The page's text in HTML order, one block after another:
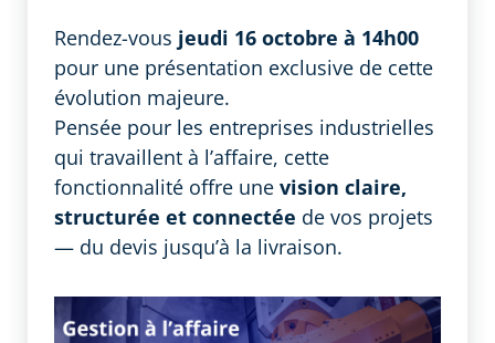
Rendez-vous jeudi 16 octobre à 14h00
pour une présentation exclusive de cette
évolution majeure.
Pensée pour les entreprises industrielles
qui travaillent à l’affaire, cette
fonctionnalité offre une vision claire,
structurée et connectée de vos projets
— du devis jusqu’à la livraison.